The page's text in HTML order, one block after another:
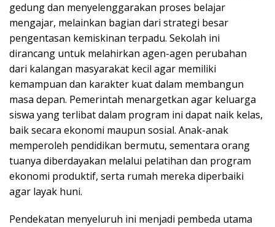
gedung dan menyelenggarakan proses belajar
mengajar, melainkan bagian dari strategi besar
pengentasan kemiskinan terpadu. Sekolah ini
dirancang untuk melahirkan agen-agen perubahan
dari kalangan masyarakat kecil agar memiliki
kemampuan dan karakter kuat dalam membangun
masa depan. Pemerintah menargetkan agar keluarga
siswa yang terlibat dalam program ini dapat naik kelas,
baik secara ekonomi maupun sosial. Anak-anak
memperoleh pendidikan bermutu, sementara orang
tuanya diberdayakan melalui pelatihan dan program
ekonomi produktif, serta rumah mereka diperbaiki
agar layak huni.
Pendekatan menyeluruh ini menjadi pembeda utama